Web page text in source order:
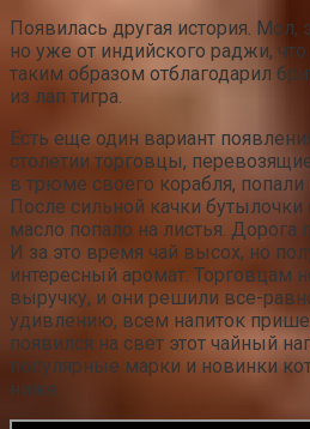
Появилась другая история. Мол,
но уже от индийского раджи,
таким образом отблагодарил
из лап тигра.
Есть еще один вариант
столетии торговцы,
в трюме своего корабля,
После сильной качки бутылочки
масло попало на листья. Дорога
И за это время чай высох, но
интересный аромат. Торговцам
выручку, и они решили все-
удивлению, всем напиток
появился на свет этот чайный
популярные марки и новинки
ниже.